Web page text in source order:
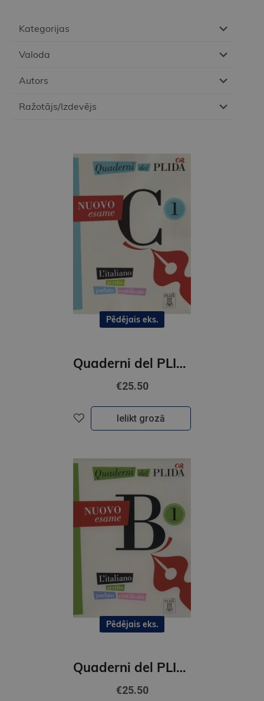
Kategorijas
Valoda
Autors
Ražotājs/Izdevējs
Pēdējais eks.
Quaderni del PLIDA – NUOVO esame (C1)
€25.50
Ielikt grozā
Pēdējais eks.
Quaderni del PLIDA – NUOVO esame (B1)
€25.50